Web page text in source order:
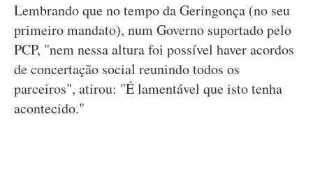
Lembrando que no tempo da Geringonça (no seu
primeiro mandato), num Governo suportado pelo
PCP, "nem nessa altura foi possível haver acordos
de concertação social reunindo todos os
parceiros", atirou: "É lamentável que isto tenha
acontecido."